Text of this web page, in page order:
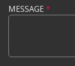
MESSAGE *